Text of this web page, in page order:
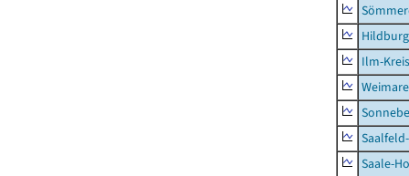
Ilm-Kreis
Saale-